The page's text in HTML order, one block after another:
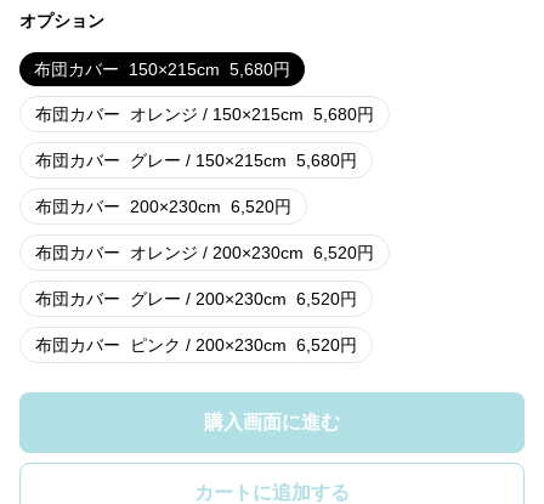
オプション
布団カバー 150×215cm 5,680円
布団カバー オレンジ / 150×215cm 5,680円
布団カバー グレー / 150×215cm 5,680円
布団カバー 200×230cm 6,520円
布団カバー オレンジ / 200×230cm 6,520円
布団カバー グレー / 200×230cm 6,520円
布団カバー ピンク / 200×230cm 6,520円
購入画面に進む
カートに追加する